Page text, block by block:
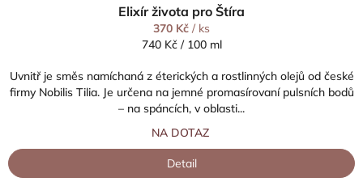
Elixír života pro Štíra
370 Kč / ks
Měrná
740 Kč / 100 ml
Uvnitř je směs namíchaná z éterických a rostlinných olejů od české
firmy Nobilis Tilia. Je určena na jemné promasírovaní pulsních bodů
– na spáncích, v oblasti...
NA DOTAZ
Detail